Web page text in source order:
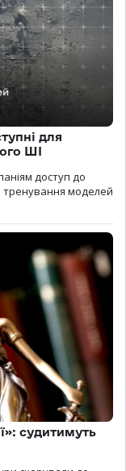
для
ШІ
доступ до
тренування моделей
судитимуть